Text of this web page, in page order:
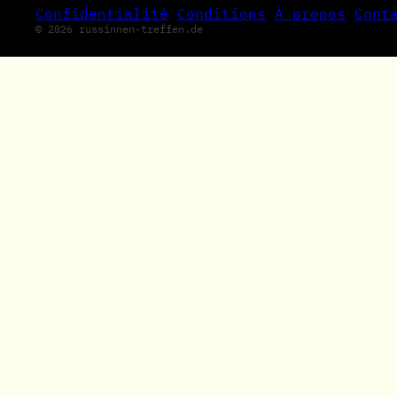
Confidentialité Conditions À propos
© 2026 russinnen-treffen.de